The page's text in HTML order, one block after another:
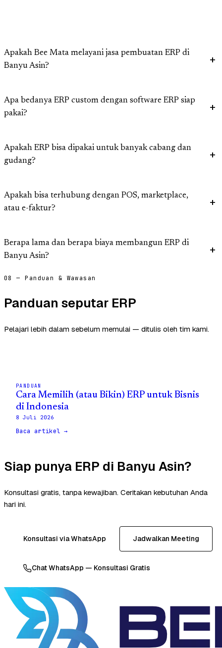
Apakah Bee Mata melayani jasa pembuatan ERP di
Banyu Asin?
Apa bedanya ERP custom dengan software ERP siap
pakai?
Apakah ERP bisa dipakai untuk banyak cabang dan
gudang?
Apakah bisa terhubung dengan POS, marketplace,
atau e-faktur?
Berapa lama dan berapa biaya membangun ERP di
Banyu Asin?
08 — Panduan & Wawasan
Panduan seputar ERP
Pelajari lebih dalam sebelum memulai — ditulis oleh tim kami.
PANDUAN
Cara Memilih (atau Bikin) ERP untuk Bisnis
di Indonesia
8 Juli 2026
Baca artikel →
Siap punya ERP di Banyu Asin?
Konsultasi gratis, tanpa kewajiban. Ceritakan kebutuhan Anda
hari ini.
Konsultasi via WhatsApp Jadwalkan Meeting
Chat WhatsApp — Konsultasi Gratis